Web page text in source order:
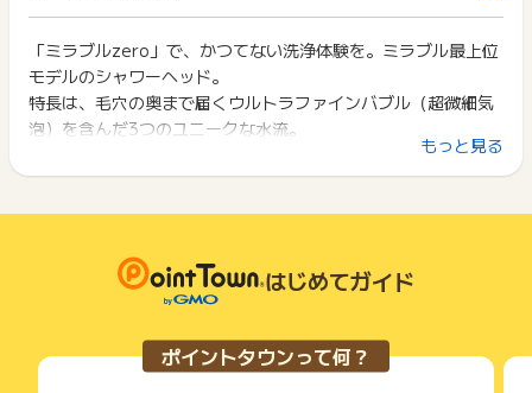
・お問い合わせ内容
・識別子
・広告ID、広告名
・登録メールアドレス
・申込者氏名
・申込日
までお問い合わせください。ポイントについて、広告主に直接
イント獲得ができません。
2回以上同じお買い物・サービスをご利用される場合は、毎回
ポイントタウンに戻り、「 ショッピングでポイントGET 」ボ
タンを押してからご利用ください。
下記の事項に該当する場合、広告主側で対象外とみなし、「獲
い物を複数回ご利用された場合
て一度でも同サービス・お買い物を利用されたことがある場合
ご利用前には、Cookieの削除をおこなっていただくことを推奨
サービス・お買い物利用時にお電話など2つ以上の申し込み方
法がある場合、必ずサイト上のWEBフォームからお申し込みく
ポイントの獲得の対象となるのは、税抜き・送料抜き価格とな
ります。
一部のサービスにつきましては、1商品につき10円単位の金額
は切り捨てとなります。
ポイント獲得が1ポイント未満のものは切り捨てとなり、ポイ
原則として広告主側のポイント等を利用して支払われた金額分
まれません。
商品の交換や一部でもキャンセルされた場合、ポイントが無効
になる可能性もございます。
各サービス・お買い物の獲得ポイントや獲得条件、キャンペー
ン期間が予告なしに変更される場合がございますが、ご利用さ
れた時点の条件が適用されます。
条件を達成しているかどうかは各広告主ではなく、代理店が行
「ミラブルzero」で、かつてない洗浄体験を。ミラブル最上位
モデルのシャワーヘッド。
特長は、毛穴の奥まで届くウルトラファインバブル（超微細気
泡）を含んだ3つのユニークな水流。
これまでにないスッキリとした洗い上がりで、ワンランク上の
バスタイムを実現します。
もっと見る
はじめてガイド
ポイントタウンって何？